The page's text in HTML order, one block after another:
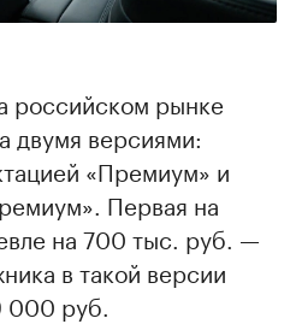
российском рынке
двумя версиями:
«Премиум» и
Первая на
на 700 тыс. руб. —
в такой версии
000 руб.